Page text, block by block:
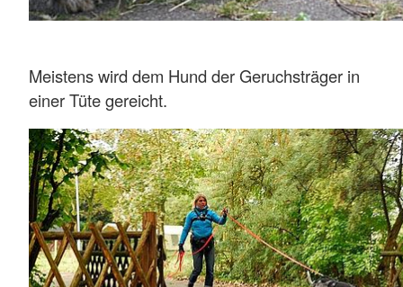
Meistens wird dem Hund der Geruchsträger in
einer Tüte gereicht.